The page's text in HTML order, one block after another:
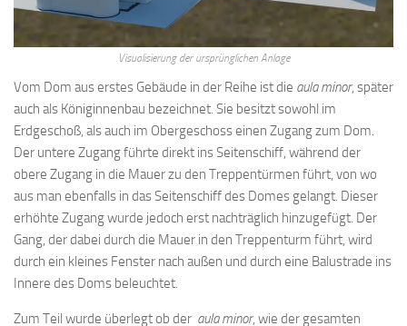
Visualisierung der ursprünglichen Anlage
Vom Dom aus erstes Gebäude in der Reihe ist die aula minor, später
auch als Königinnenbau bezeichnet. Sie besitzt sowohl im
Erdgeschoß, als auch im Obergeschoss einen Zugang zum Dom.
Der untere Zugang führte direkt ins Seitenschiff, während der
obere Zugang in die Mauer zu den Treppentürmen führt, von wo
aus man ebenfalls in das Seitenschiff des Domes gelangt. Dieser
erhöhte Zugang wurde jedoch erst nachträglich hinzugefügt. Der
Gang, der dabei durch die Mauer in den Treppenturm führt, wird
durch ein kleines Fenster nach außen und durch eine Balustrade ins
Innere des Doms beleuchtet.
Zum Teil wurde überlegt ob der aula minor, wie der gesamten